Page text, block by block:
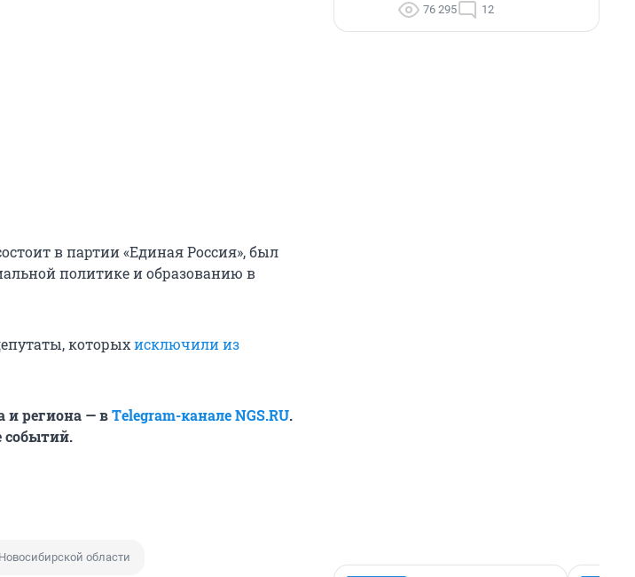
в партии «Единая Россия», был
политике и образованию в
которыхисключили из
и региона — вТelegram-канале NGS.RU.
событий.
области
76 295 12